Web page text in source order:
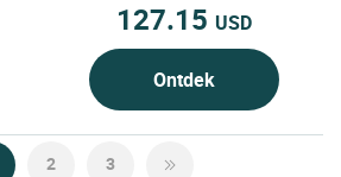
127.15 USD
Ontdek
2 3